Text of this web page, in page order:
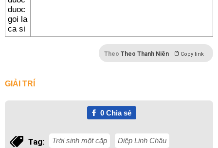
Theo Theo Thanh Niên Copy link
GIẢI TRÍ
0Chia sẻ
Tag: Trời sinh một cặp Diệp Linh Châu